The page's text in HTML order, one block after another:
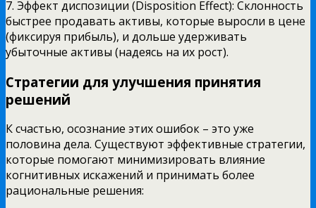
7. Эффект диспозиции (Disposition Effect): Склонность
быстрее продавать активы, которые выросли в цене
(фиксируя прибыль), и дольше удерживать
убыточные активы (надеясь на их рост).
Стратегии для улучшения принятия
решений
К счастью, осознание этих ошибок – это уже
половина дела. Существуют эффективные стратегии,
которые помогают минимизировать влияние
когнитивных искажений и принимать более
рациональные решения: